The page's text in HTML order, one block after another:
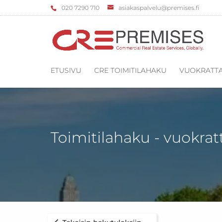
‌020 7290 710 asiakaspalvelu@premises.fi
ETUSIVU CRE TOIMITILAHAKU
Toimitilahaku -